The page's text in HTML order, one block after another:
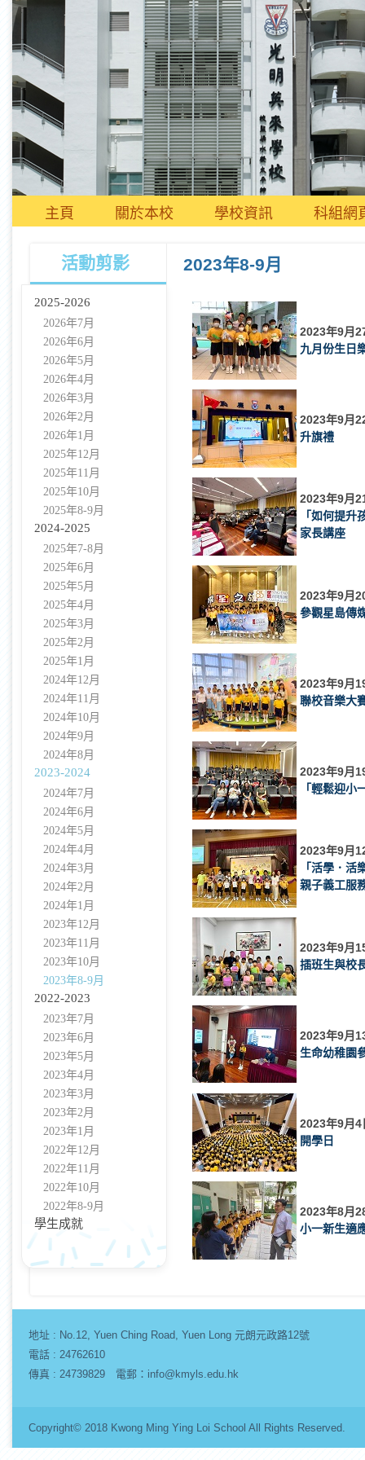
主頁 關於本校 學校資訊 科組網
活動剪影 2023年8-9月
2025-2026
2026年7月
2026年6月
2026年5月
2026年4月
2026年3月
2026年2月
2026年1月
2025年12月
2025年11月
2025年10月
2025年8-9月
2024-2025
2025年7-8月
2025年6月
2025年5月
2025年4月
2025年3月
2025年2月
2025年1月
2024年12月
2024年11月
2024年10月
2024年9月
2024年8月
2023-2024
2024年7月
2024年6月
2024年5月
2024年4月
2024年3月
2024年2月
2024年1月
2023年12月
2023年11月
2023年10月
2023年8-9月
2022-2023
2023年7月
2023年6月
2023年5月
2023年4月
2023年3月
2023年2月
2023年1月
2022年12月
2022年11月
2022年10月
2022年8-9月
學生成就
2023年9月
九月份生日
2023年9月
升旗禮
2023年9月
「如何提升
家長講座
2023年9月
參觀星島傳
2023年9月
聯校音樂大
2023年9月
「輕鬆迎小
2023年9月
「活學．活
親子義工服
2023年9月
插班生與校
2023年9月
生命幼稚園
2023年9月4
開學日
2023年8月
小一新生適
地址 : No.12, Yuen Ching Road, Yuen Long 元朗元政路12號
電話 : 24762610
傳真 : 24739829 電郵：info@kmyls.edu.hk
Copyright© 2018 Kwong Ming Ying Loi School All Rights Reserved.